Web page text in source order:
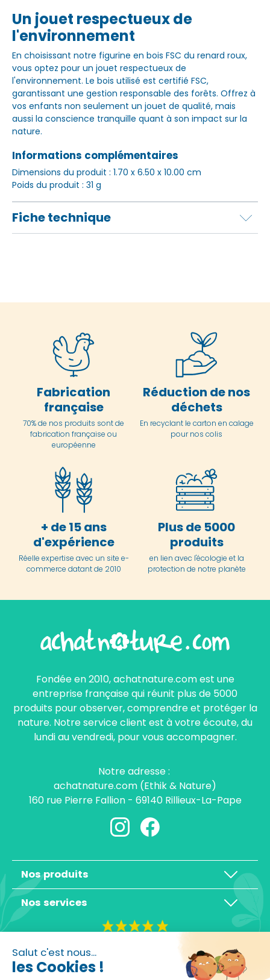
Salut c'est nous...
les Cookies !
Un jouet respectueux de
l'environnement
En choisissant notre figurine en bois FSC du renard roux,
vous optez pour un jouet respectueux de
l'environnement. Le bois utilisé est certifié FSC,
garantissant une gestion responsable des forêts. Offrez à
vos enfants non seulement un jouet de qualité, mais
aussi la conscience tranquille quant à son impact sur la
nature.
Informations complémentaires
Dimensions du produit : 1.70 x 6.50 x 10.00 cm
Poids du produit : 31 g
Fiche technique
Fabrication
française
70% de nos produits sont de
fabrication française ou
européenne
Réduction de nos
déchets
En recyclant le carton en calage
pour nos colis
+ de 15 ans
d'expérience
Réelle expertise avec un site e-
commerce datant de 2010
Plus de 5000
produits
en lien avec l'écologie et la
protection de notre planète
Fondée en 2010, achatnature.com est une
entreprise française qui réunit plus de 5000
produits pour observer, comprendre et protéger la
nature. Notre service client est à votre écoute, du
lundi au vendredi, pour vous accompagner.
Notre adresse :
achatnature.com (Ethik & Nature)
160 rue Pierre Fallion - 69140 Rillieux-La-Pape
Nos produits
Nos services